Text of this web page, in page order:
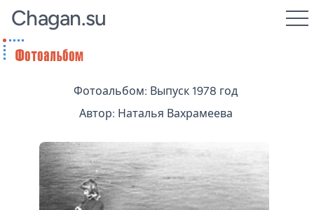
Chagan.su
Фотоальбом: Выпуск 1978 год
Автор: Наталья Вахрамеева